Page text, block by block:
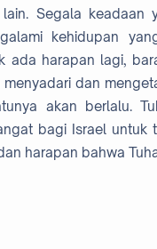
Segala keadaan
kehidupan
ada harapan lagi,
dan
akan berlalu.
bagi Israel
harapan bahwa